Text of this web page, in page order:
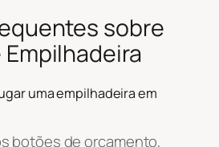
sobre
uma empilhadeira em
botões de orçamento,